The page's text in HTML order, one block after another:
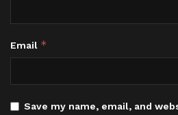
Email *
Save my name, email, and